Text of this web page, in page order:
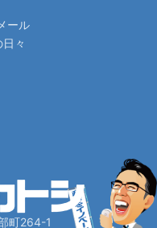
ール
々
町264-1